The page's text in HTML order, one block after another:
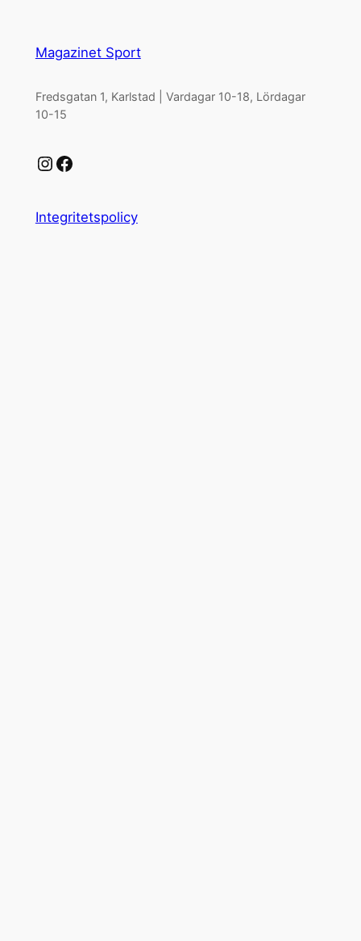
Magazinet Sport
Fredsgatan 1, Karlstad | Vardagar 10-18, Lördagar
10-15
Instagram Facebook
Integritetspolicy